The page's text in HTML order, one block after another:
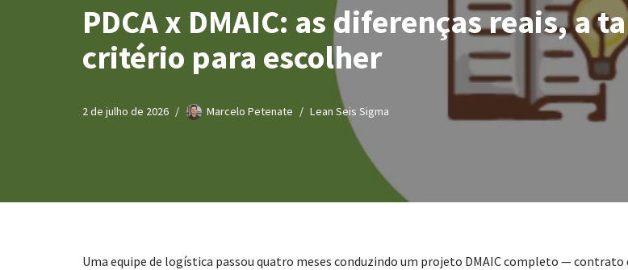
PDCA x DMAIC: as diferenças reais, a
critério para escolher
2 de julho de 2026 Marcelo Petenate Lean Seis Sigma
Uma equipe de logística passou quatro meses conduzindo um projeto DMAIC completo — contrato